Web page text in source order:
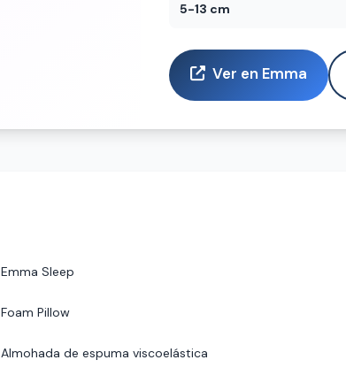
5-13 cm
Ver en Emma
Emma Sleep
Foam Pillow
Almohada de espuma viscoelástica